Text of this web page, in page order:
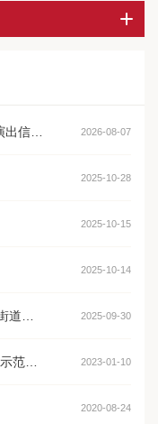
2026-08-07
2025-10-28
2025-10-15
2025-10-14
2025-09-30
2023-01-10
2020-08-24